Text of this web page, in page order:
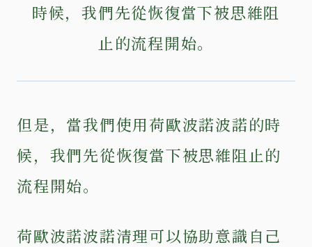
時候，我們先從恢復當下被思維阻
止的流程開始。
但是，當我們使用荷歐波諾波諾的時
候，我們先從恢復當下被思維阻止的
流程開始。
荷歐波諾波諾清理可以協助意識自己